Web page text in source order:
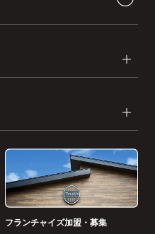
フランチャイズ加盟・募集